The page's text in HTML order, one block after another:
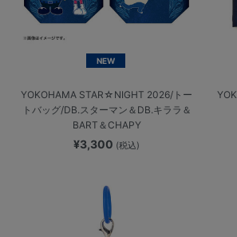
NEW
YOKOHAMA STAR☆NIGHT 2026/トー
トバッグ/DB.スターマン＆DB.キララ＆
BART＆CHAPY
¥3,300 (税込)